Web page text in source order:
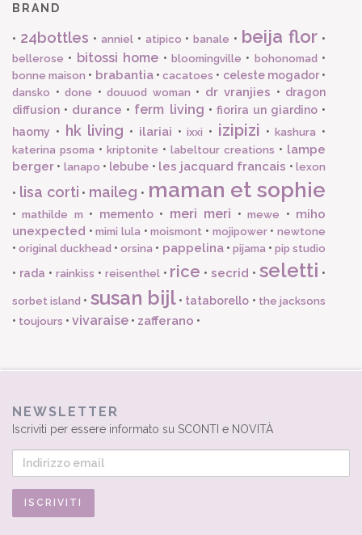
BRAND
• 24bottles • anniel• atipico •banale • beija flor •
bellerose • bitossi home • bloomingville • bohonomad •
bonne maison • brabantia•cacatoes • celeste mogador•
dansko • done • douuod woman • dr vranjies • dragon
diffusion • durance • ferm living • fiorira un giardino•
haomy • hk living • ilariai •ixxi • izipizi •kashura •
katerina psoma • kriptonite • labeltour creations • lampe
berger • lanapo • lebube • les jacquard francais •lexon
• lisa corti • maileg • maman et sophie
•mathilde m • memento• meri meri •mewe • miho
unexpected •mimi lula •moismont • mojipower•newtone
•original duckhead •orsina • pappelina• pijama • pip studio
• rada • rainkiss • reisenthel• rice •secrid •seletti •
sorbet island • susan bijl• tataborello • the jacksons
• toujours • vivaraise • zafferano •
NEWSLETTER
Iscriviti per essere informato su SCONTI e NOVITÀ